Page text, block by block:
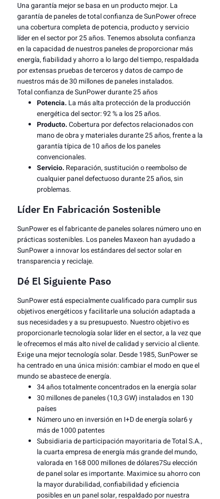
Una garantía mejor se basa en un producto mejor. La
garantía de paneles de total confianza de SunPower ofrece
una cobertura completa de potencia, producto y servicio
líder en el sector por 25 años. Tenemos absoluta confianza
en la capacidad de nuestros paneles de proporcionar más
energía, fiabilidad y ahorro a lo largo del tiempo, respaldada
por extensas pruebas de terceros y datos de campo de
nuestros más de 30 millones de paneles instalados.
Total confianza de SunPower durante 25 años
Potencia. La más alta protección de la producción
energética del sector: 92 % a los 25 años.
Producto.Cobertura por defectos relacionados con
mano de obra y materiales durante 25 años, frente a la
garantía típica de 10 años de los paneles
convencionales.
Servicio. Reparación, sustitución o reembolso de
cualquier panel defectuoso durante 25 años, sin
problemas.
Líder En Fabricación Sostenible
SunPower es el fabricante de paneles solares número uno en
prácticas sostenibles. Los paneles Maxeon han ayudado a
SunPower a innovar los estándares del sector solar en
transparencia y reciclaje.
Dé El Siguiente Paso
SunPower está especialmente cualificado para cumplir sus
objetivos energéticos y facilitarle una solución adaptada a
sus necesidades y a su presupuesto. Nuestro objetivo es
proporcionarle tecnología solar líder en el sector, a la vez que
le ofrecemos el más alto nivel de calidad y servicio al cliente.
Exige una mejor tecnología solar. Desde 1985, SunPower se
ha centrado en una única misión: cambiar el modo en que el
mundo se abastece de energía.
34 años totalmente concentrados en la energía solar
30 millones de paneles (10,3 GW) instalados en 130
países
Número uno en inversión en I+D de energía solar6 y
más de 1000 patentes
Subsidiaria de participación mayoritaria de Total S.A.,
la cuarta empresa de energía más grande del mundo,
valorada en 168 000 millones de dólares7Su elección
de panel solar es importante. Maximice su ahorro con
la mayor durabilidad, confiabilidad y eficiencia
posibles en un panel solar, respaldado por nuestra